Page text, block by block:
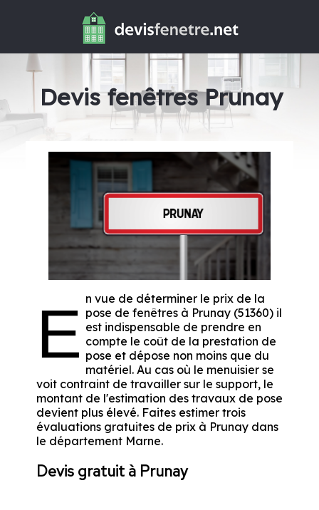
Devis fenêtres Prunay
E n vue de déterminer le prix de la
pose de fenêtres à Prunay (51360) il
est indispensable de prendre en
compte le coût de la prestation de
pose et dépose non moins que du
matériel. Au cas où le menuisier se
voit contraint de travailler sur le support, le
montant de l'estimation des travaux de pose
devient plus élevé. Faites estimer trois
évaluations gratuites de prix à Prunay dans
le département Marne.
Devis gratuit à Prunay